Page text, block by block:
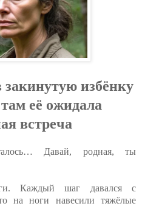
избёнку
eё oжидaлa
вcтpeчa
Давай, родная, ты
Каждый шаг давался с
на ноги навесили тяжёлые